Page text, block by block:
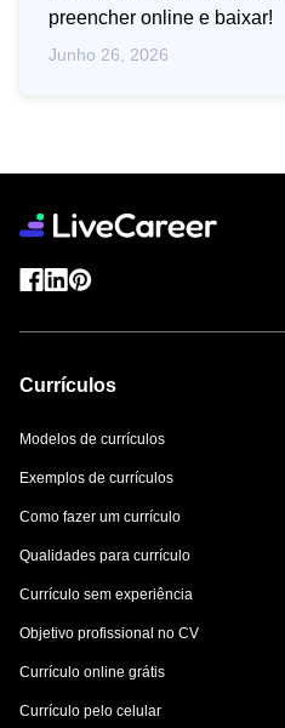
preencher online e baixar!
Junho 26, 2026
Currículos
Modelos de currículos
Exemplos de currículos
Como fazer um currículo
Qualidades para currículo
Currículo sem experiência
Objetivo profissional no CV
Currículo online grátis
Currículo pelo celular